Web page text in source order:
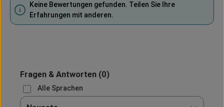
Keine Bewertungen gefunden. Teilen Sie Ihre
Erfahrungen mit anderen.
Fragen & Antworten (0)
Alle Sprachen
Sortieren nach